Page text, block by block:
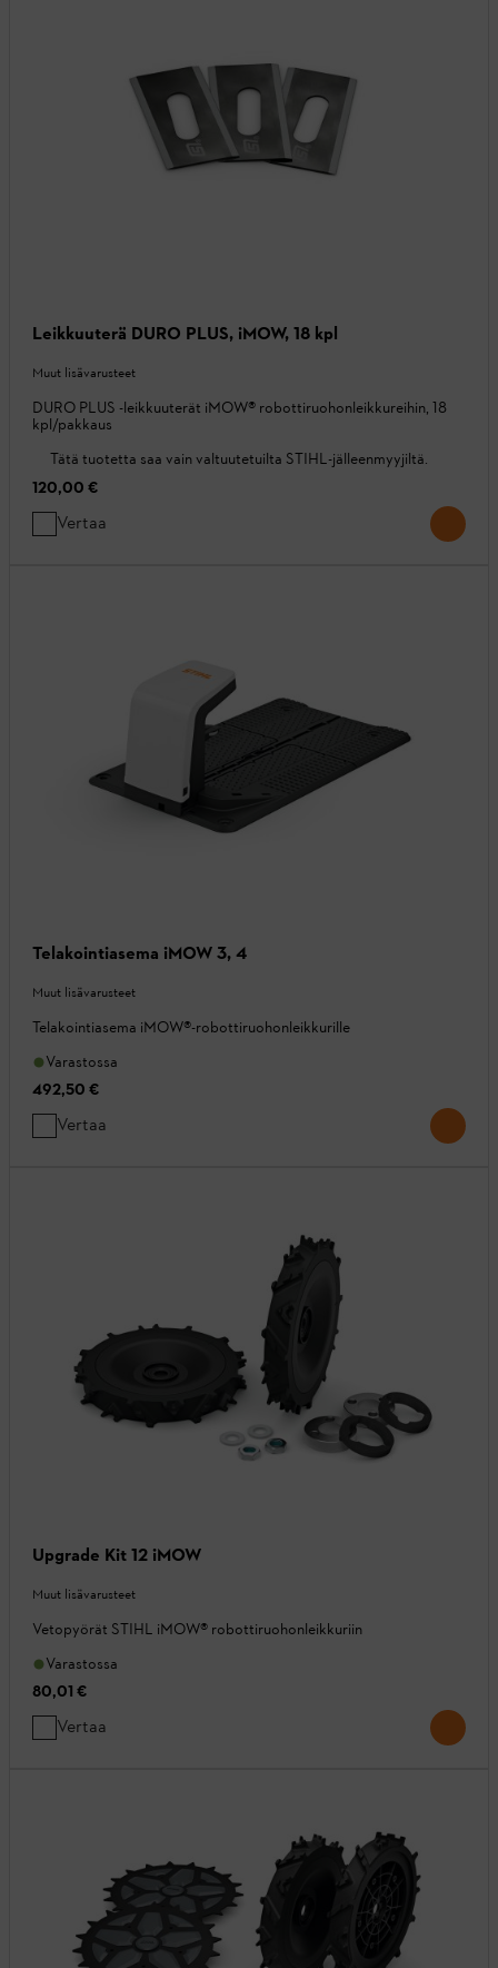
Leikkuuterä DURO PLUS, iMOW, 18 kpl
Muut lisävarusteet
DURO PLUS -leikkuuterät iMOW® robottiruohonleikkureihin, 18
kpl/pakkaus
Tätä tuotetta saa vain valtuutetuilta STIHL-jälleenmyyjiltä.
120,00 €
Vertaa
Telakointiasema iMOW 3, 4
Muut lisävarusteet
Telakointiasema iMOW®-robottiruohonleikkurille
Varastossa
492,50 €
Vertaa
Upgrade Kit 12 iMOW
Muut lisävarusteet
Vetopyörät STIHL iMOW® robottiruohonleikkuriin
Varastossa
80,01 €
Vertaa